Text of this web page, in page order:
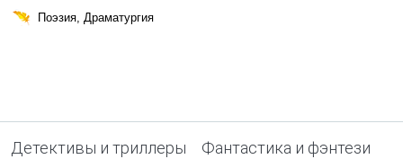
Поэзия, Драматургия
Детективы и триллеры Фантастика и фэнтези